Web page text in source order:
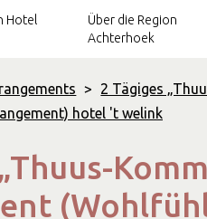
Hotel
Über die Region
Achterhoek
>
2 Tägiges
hotel 't welink